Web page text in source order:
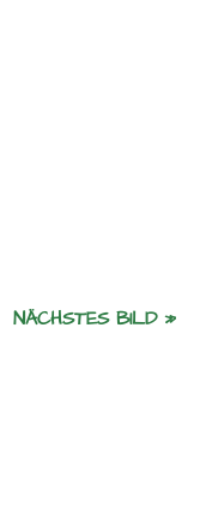
NÄCHSTES BILD »